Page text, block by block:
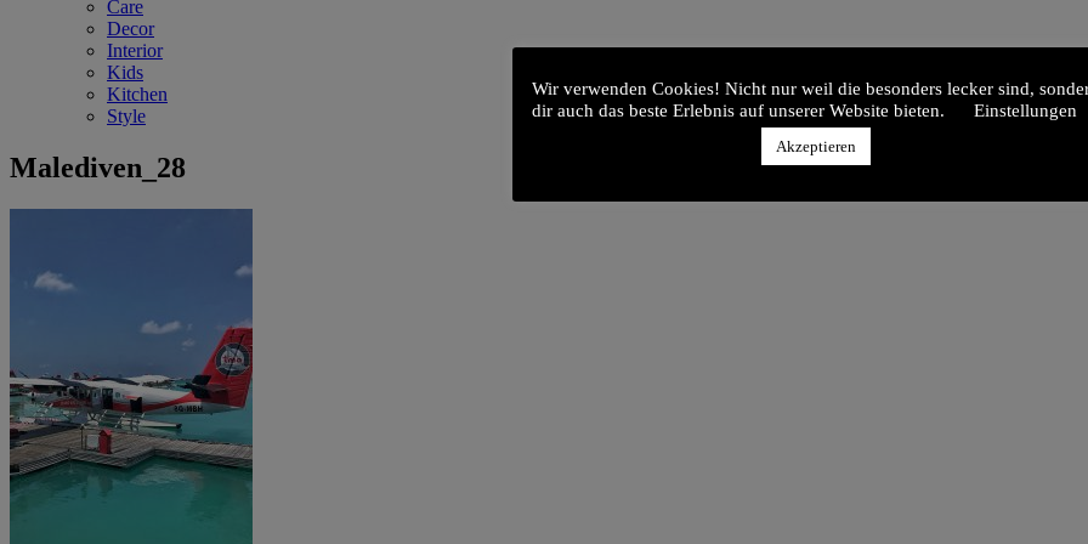
Care
Decor
Interior
Kids
Kitchen
Style
Malediven_28
Wir verwenden Cookies! Nicht nur weil die besonders lecker sind,
dir auch das beste Erlebnis auf unserer Website bieten.
Einstellungen
Akzeptieren